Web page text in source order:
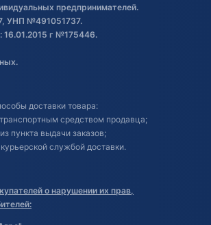
предпринимателей.
УНП №491051737.
16.01.2015 г №175446.
доставки товара:
средством продавца;
пункта выдачи заказов;
службой доставки.
о нарушении их прав,